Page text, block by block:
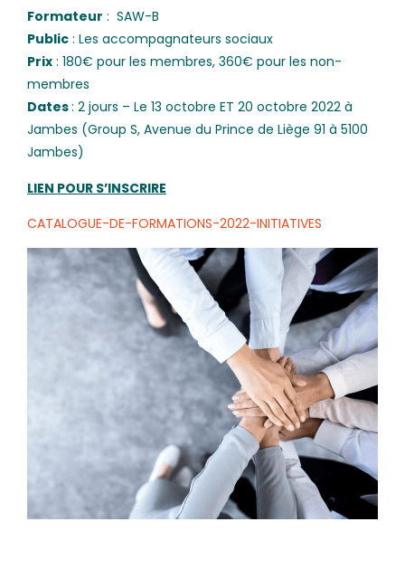
Formateur : SAW-B
Public : Les accompagnateurs sociaux
Prix : 180€ pour les membres, 360€ pour les non-
membres
Dates: 2 jours – Le 13 octobre ET 20 octobre 2022 à
Jambes (Group S, Avenue du Prince de Liège 91 à 5100
Jambes)
LIEN POUR S’INSCRIRE
CATALOGUE-DE-FORMATIONS-2022-INITIATIVES